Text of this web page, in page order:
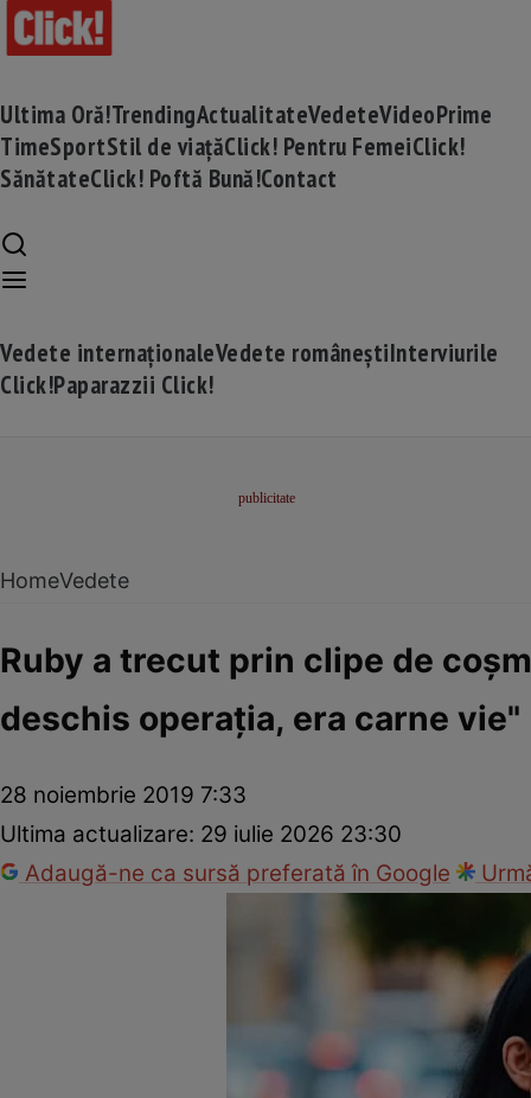
Ultima Oră!TrendingActualitateVedeteVideoPrime
TimeSportStil de viațăClick! Pentru FemeiClick!
SănătateClick! Poftă Bună!Contact
Vedete internaționaleVedete româneștiInterviurile
Click!Paparazzii Click!
HomeVedete
Ruby a trecut prin clipe de
deschis operaţia, era carne vie"
28 noiembrie 2019 7:33
Ultima actualizare: 29 iulie 2026 23:30
Adaugă-ne ca sursă preferată în Google